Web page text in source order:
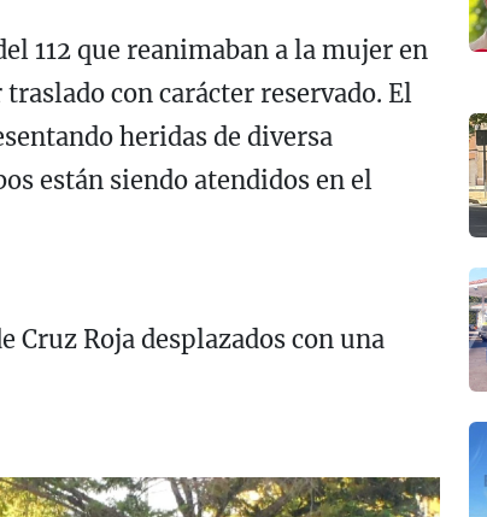
112 que reanimaban a la mujer en
con carácter reservado. El
heridas de diversa
están siendo atendidos en el
Roja desplazados con una